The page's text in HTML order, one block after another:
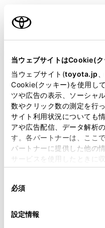
当ウェブサイトはCookie(ク
当ウェブサイト(toyota.jp
Cookie(クッキー)を使用し
ツや広告の表示、ソーシャ
数やクリック数の測定を行
サイト利用状況についても
アや広告配信、データ解析
す。各パートナーは、ここ
パートナーに提供した他の
サービスを使用したときに
使用することがあります。
デバイスにすべてのCookie(
意したことになります。
必須
設定情報
衝突被害軽減ブレーキ
Toyota Safety Sense・Lexus
車線逸脱警報
クルーズコントロール
先進ライト
ブラインドスポットモニター